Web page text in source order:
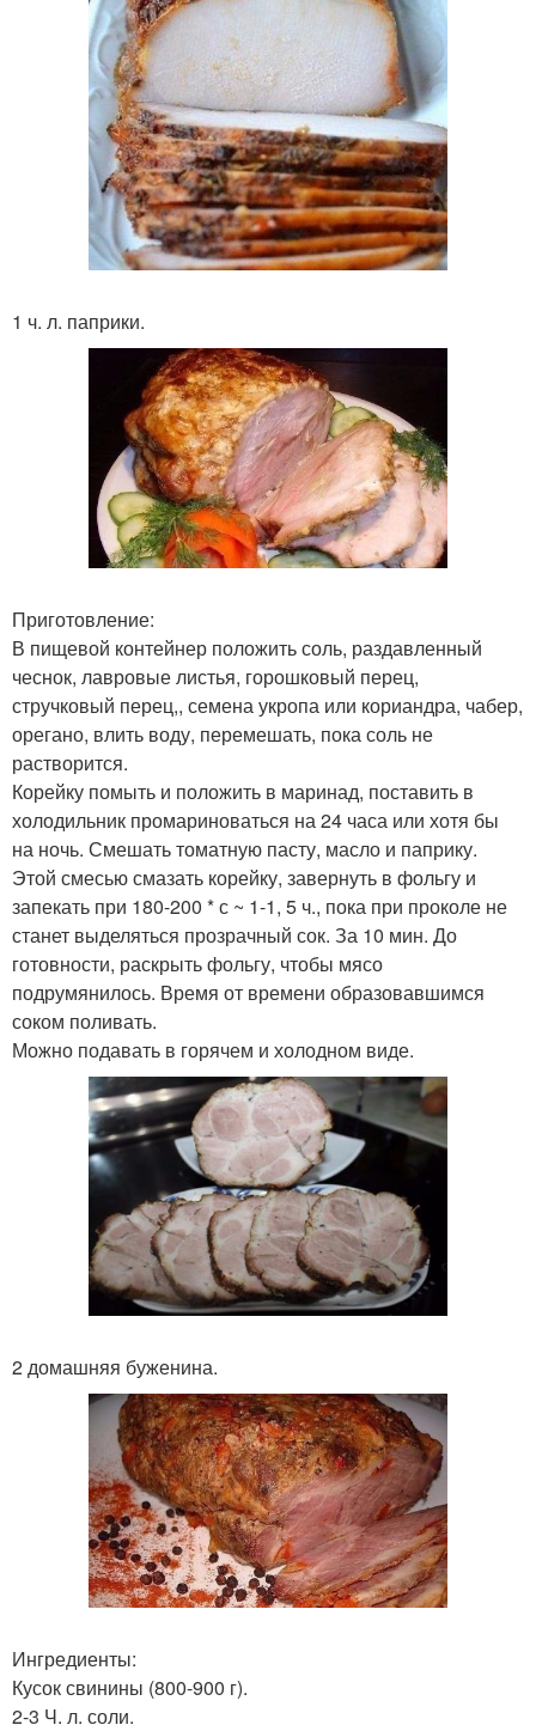
1 ч. л. паприки.
Приготовление:
В пищевой контейнер положить соль, раздавленный
чеснок, лавровые листья, горошковый перец,
стручковый перец,, семена укропа или кориандра, чабер,
орегано, влить воду, перемешать, пока соль не
растворится.
Корейку помыть и положить в маринад, поставить в
холодильник промариноваться на 24 часа или хотя бы
на ночь. Смешать томатную пасту, масло и паприку.
Этой смесью смазать корейку, завернуть в фольгу и
запекать при 180-200 * с ~ 1-1, 5 ч., пока при проколе не
станет выделяться прозрачный сок. За 10 мин. До
готовности, раскрыть фольгу, чтобы мясо
подрумянилось. Время от времени образовавшимся
соком поливать.
Можно подавать в горячем и холодном виде.
2 домашняя буженина.
Ингредиенты:
Кусок свинины (800-900 г).
2-3 Ч. л. соли.